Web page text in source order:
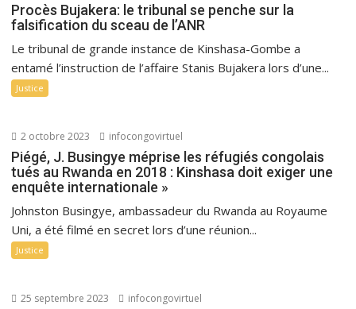
Procès Bujakera: le tribunal se penche sur la
falsification du sceau de l’ANR
Le tribunal de grande instance de Kinshasa-Gombe a
entamé l’instruction de l’affaire Stanis Bujakera lors d’une...
Justice
2 octobre 2023 infocongovirtuel
Piégé, J. Busingye méprise les réfugiés congolais
tués au Rwanda en 2018 : Kinshasa doit exiger une
enquête internationale »
Johnston Busingye, ambassadeur du Rwanda au Royaume
Uni, a été filmé en secret lors d’une réunion...
Justice
25 septembre 2023 infocongovirtuel